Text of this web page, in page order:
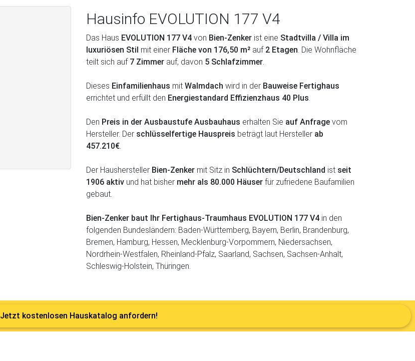
Hausinfo EVOLUTION 177 V4
Das Haus EVOLUTION 177 V4 von Bien-Zenker ist eine Stadtvilla / Villa im
luxuriösen Stil mit einer Fläche von 176,50 m² auf 2 Etagen . Die Wohnfläche
teilt sich auf 7 Zimmer auf, davon 5 Schlafzimmer
Dieses Einfamilienhaus mit Walmdach wird in der Bauweise Fertighaus
errichtet und erfüllt den Energiestandard Effizienzhaus 40 Plus
Den Preis in der Ausbaustufe Ausbauhaus erhalten Sie auf Anfrage vom
Hersteller. Der schlüsselfertige Hauspreis beträgt laut Hersteller ab
457.210€
Der Haushersteller Bien-Zenker mit Sitz in Schlüchtern/Deutschland ist seit
1906 aktiv und hat bisher mehr als 80.000 Häuser für zufriedene Baufamilien
gebaut.
Bien-Zenker baut Ihr Fertighaus-Traumhaus EVOLUTION 177 V4 in den
folgenden Bundesländern: Baden-Württemberg, Bayern, Berlin, Brandenburg,
Bremen, Hamburg, Hessen, Mecklenburg-Vorpommern, Niedersachsen,
Nordrhein-Westfalen, Rheinland-Pfalz, Saarland, Sachsen, Sachsen-Anhalt,
Schleswig-Holstein, Thüringen.
Jetzt kostenlosen Hauskatalog anfordern!